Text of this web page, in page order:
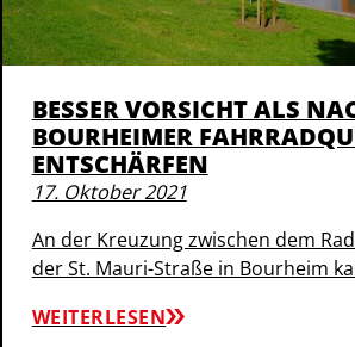
BESSER VORSICHT ALS
BOURHEIMER
ENTSCHÄRFEN
17. Oktober 2021
An der Kreuzung zwischen dem
der St. Mauri-Straße in Bourheim
WEITERLESEN